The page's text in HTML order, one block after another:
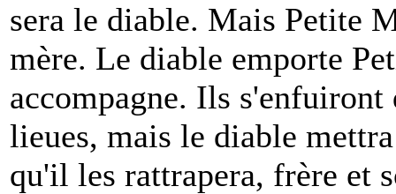
sera le diable. Mais Petite
mère. Le diable emporte
accompagne. Ils s'enfuiront
lieues, mais le diable
qu'il les rattrapera, frère et